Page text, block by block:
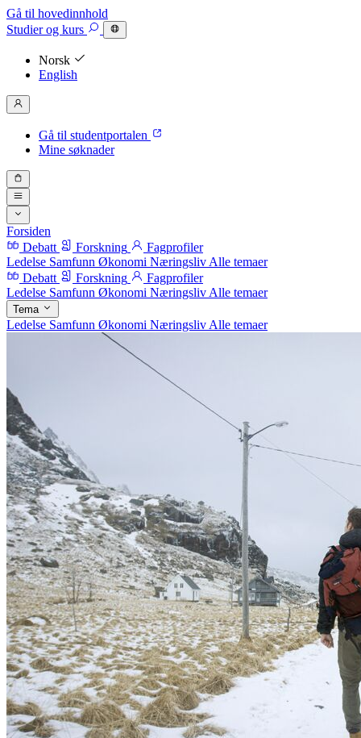
Gå til hovedinnhold
Studierog kurs
Norsk
English
Gå til studentportalen
Mine søknader
Forsiden
Debatt
Forskning
Fagprofiler
Ledelse Samfunn Økonomi Næringsliv Alle temaer
Debatt
Forskning
Fagprofiler
Ledelse Samfunn Økonomi Næringsliv Alle temaer
Tema
Ledelse Samfunn Økonomi Næringsliv Alle temaer